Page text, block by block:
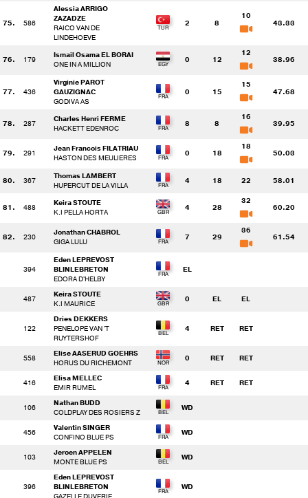
75. 586
Alessia ARRIGO
ZAZADZE
RAICO VAN DE
LINDEHOEVE
2 8
10
43.33
76. 179
Ismail Osama EL BORAI
ONE IN A MILLION
0 12
12
38.96
77. 436
Virginie PAROT
GAUZIGNAC
GODIVA AS
0 15
15
47.68
78. 287
Charles Henri FERME
HACKETT EDENROC
8 8
16
39.95
79. 291
Jean Francois FILATRIAU
HASTON DES MEULIERES
0 18
18
50.03
80. 367
Thomas LAMBERT
HUPERCUT DE LA VILLA
4 18 22 58.01
81. 488
Keira STOUTE
K.I PELLA HORTA
4 28
32
60.20
82. 230
Jonathan CHABROL
GIGA LULU
7 29
36
61.54
394
Eden LEPREVOST
BLINLEBRETON
EDORA D'HELBY
EL
487
Keira STOUTE
K.I MAURICE
0 EL EL
122
Dries DEKKERS
PENELOPE VAN 'T
RUYTERSHOF
4 RET RET
558
Elise AASERUD GOEHRS
HORUS DU RICHEMONT
0 RET RET
416
Elisa MELLEC
EMIR RUMEL
4 RET RET
106
Nathan BUDD
COLDPLAY DES ROSIERS Z
WD
456
Valentin SINGER
CONFINO BLUE PS
WD
103
Jeroen APPELEN
MONTE BLUE PS
WD
396
Eden LEPREVOST
BLINLEBRETON
WD